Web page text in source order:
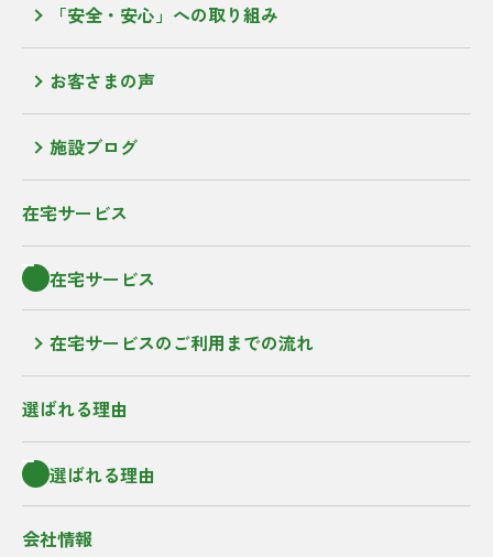
「安全・安心」への取り組み
お客さまの声
施設ブログ
在宅サービス
在宅サービス
在宅サービスのご利用までの流れ
選ばれる理由
選ばれる理由
会社情報